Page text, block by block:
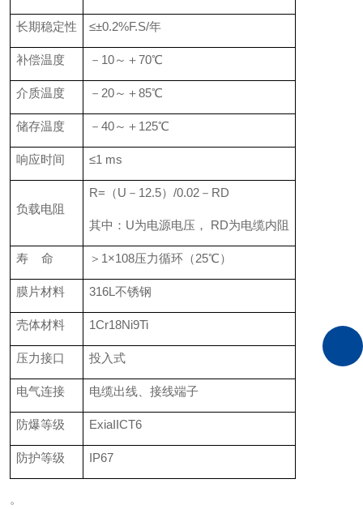
长期稳定性 ≤±0.2%F.S/年
补偿温度 －10～＋70℃
介质温度 －20～＋85℃
储存温度 －40～＋125℃
响应时间 ≤1 ms
负载电阻
R=（U－12.5）/0.02－RD
其中：U为电源电压， RD为电缆内阻
寿 命 ＞1×108压力循环（25℃）
膜片材料 316L不锈钢
壳体材料 1Cr18Ni9Ti
压力接口 投入式
电气连接 电缆出线、接线端子
防爆等级 ExiaIICT6
防护等级 IP67
。